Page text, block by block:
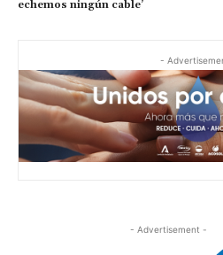
echemos ningún cable’
-
- Advertisement -